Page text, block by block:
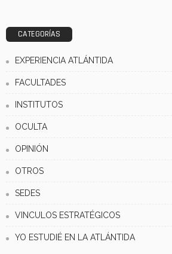
CATEGORÍAS
EXPERIENCIA ATLÁNTIDA
FACULTADES
INSTITUTOS
OCULTA
OPINIÓN
OTROS
SEDES
VINCULOS ESTRATÉGICOS
YO ESTUDIÉ EN LA ATLÁNTIDA